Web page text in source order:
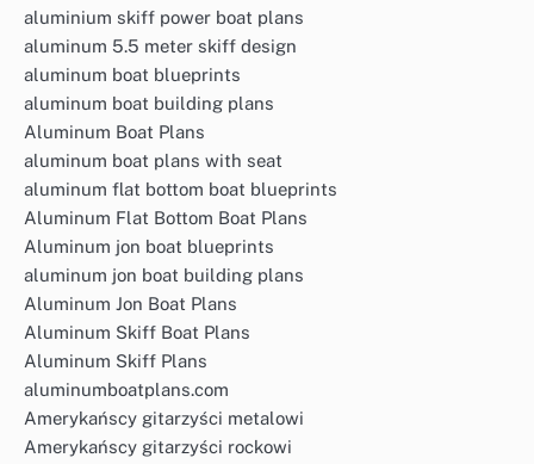
aluminium skiff power boat plans
aluminum 5.5 meter skiff design
aluminum boat blueprints
aluminum boat building plans
Aluminum Boat Plans
aluminum boat plans with seat
aluminum flat bottom boat blueprints
Aluminum Flat Bottom Boat Plans
Aluminum jon boat blueprints
aluminum jon boat building plans
Aluminum Jon Boat Plans
Aluminum Skiff Boat Plans
Aluminum Skiff Plans
aluminumboatplans.com
Amerykańscy gitarzyści metalowi
Amerykańscy gitarzyści rockowi